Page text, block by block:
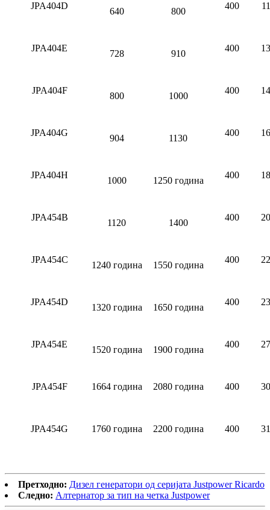
JPA404D
640 800
400
JPA404E
728 910
400
JPA404F
800 1000
400
JPA404G
904 1130
400
JPA404H
1000 1250 година
400
JPA454B
1120 1400
400
JPA454C
1240 година 1550 година
400
JPA454D
1320 година 1650 година
400
JPA454E
1520 година 1900 година
400
JPA454F 1664 година 2080 година 400
JPA454G 1760 година 2200 година 400
Претходно: Дизел генератори од серијата Justpower Ricardo
Следно: Алтернатор за тип на четка Justpower